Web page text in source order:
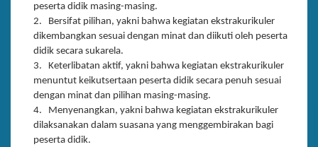
peserta didik masing-masing.
2. Bersifat pilihan, yakni bahwa kegiatan ekstrakurikuler
dikembangkan sesuai dengan minat dan diikuti oleh peserta
didik secara sukarela.
3. Keterlibatan aktif, yakni bahwa kegiatan ekstrakurikuler
menuntut keikutsertaan peserta didik secara penuh sesuai
dengan minat dan pilihan masing-masing.
4. Menyenangkan, yakni bahwa kegiatan ekstrakurikuler
dilaksanakan dalam suasana yang menggembirakan bagi
peserta didik.